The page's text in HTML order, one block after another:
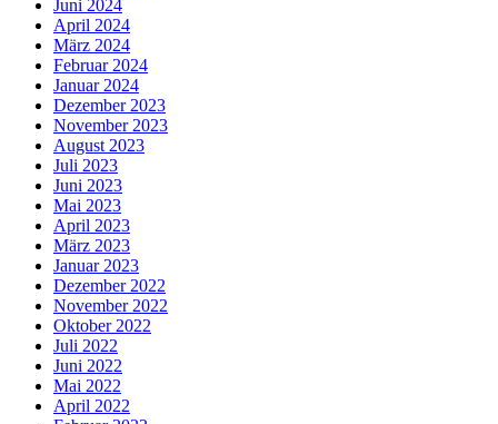
Juni 2024
April 2024
März 2024
Februar 2024
Januar 2024
Dezember 2023
November 2023
August 2023
Juli 2023
Juni 2023
Mai 2023
April 2023
März 2023
Januar 2023
Dezember 2022
November 2022
Oktober 2022
Juli 2022
Juni 2022
Mai 2022
April 2022